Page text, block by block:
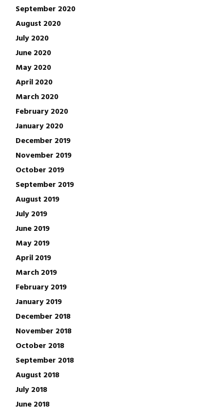
September 2020
August 2020
July 2020
June 2020
May 2020
April 2020
March 2020
February 2020
January 2020
December 2019
November 2019
October 2019
September 2019
August 2019
July 2019
June 2019
May 2019
April 2019
March 2019
February 2019
January 2019
December 2018
November 2018
October 2018
September 2018
August 2018
July 2018
June 2018